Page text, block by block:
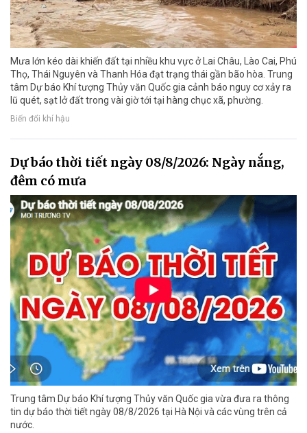
Mưa lớn kéo dài khiến đất tại nhiều khu vực ở Lai Châu, Lào Cai, Phú
Thọ, Thái Nguyên và Thanh Hóa đạt trạng thái gần bão hòa. Trung
tâm Dự báo Khí tượng Thủy văn Quốc gia cảnh báo nguy cơ xảy ra
lũ quét, sạt lở đất trong vài giờ tới tại hàng chục xã, phường.
Biến đổi khí hậu
Dự báo thời tiết ngày 08/8/2026: Ngày nắng,
đêm có mưa
Trung tâm Dự báo Khí tượng Thủy văn Quốc gia vừa đưa ra thông
tin dự báo thời tiết ngày 08/8/2026 tại Hà Nội và các vùng trên cả
nước.